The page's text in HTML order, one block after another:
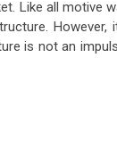
Like all motive
However,
is not an